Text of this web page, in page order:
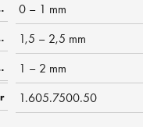
0 – 1 mm
1,5 – 2,5 mm
1 – 2 mm
1.605.7500.50